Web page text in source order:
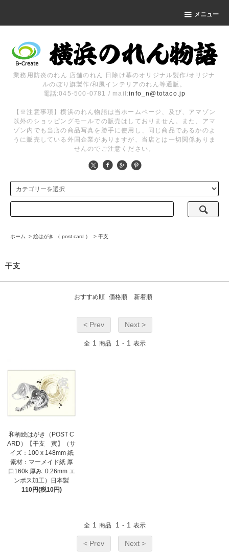
メニュー
業務用防炎のれん 店舗のれん 日除け幕のオリジナル製作/オリジナ
ルのぼり旗製作/和風インテリアのれん等通販。
電話:045-500-0781 / mail:info_n@totaco.jp
【※注意事項】横浜のれん物語は当ホームページ、及び、アマゾン
以外のショッピングモールでの販売はしておりません。また、アマ
ゾン内でも当店の商品写真を勝手に使用し、同じ商品であるかのよ
うに販売している外国企業がありますが、当店とは一切関係ありま
せんのでご注意ください。
ホーム > 絵はがき （ post card ） > 干支
干支
おすすめ順 価格順 新着順
< Prev Next >
全 1 商品 1 - 1 表示
和柄絵はがき（POST C
ARD）【干支 寅】（サ
イズ：100 x 148mm 紙
素材：マーメイド紙 厚
口160k 厚み: 0.26mm エ
ンボス加工）日本製
110円(税10円)
全 1 商品 1 - 1 表示
< Prev Next >